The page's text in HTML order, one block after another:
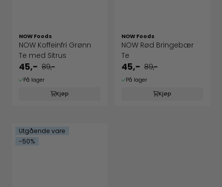
NOW Foods
NOW Koffeinfri Grønn
Te med Sitrus
45,- 89,-
På lager
Kjøp
NOW Foods
NOW Rød Bringebær
Te
45,- 89,-
På lager
Kjøp
Utgående vare
-50%